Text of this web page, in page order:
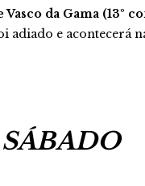
da Gama (13º
adiado e acontecerá